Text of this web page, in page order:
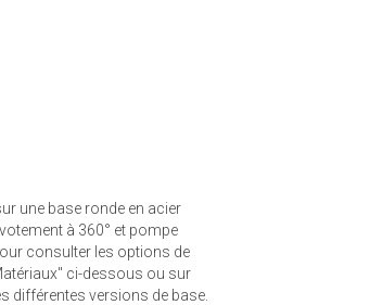
une base ronde en acier
à 360° et pompe
consulter les options de
ci-dessous ou sur
différentes versions de base.